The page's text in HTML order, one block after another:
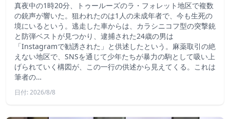
真夜中の1時20分、トゥールーズのラ・フォレット地区で複数
の銃声が響いた。狙われたのは1人の未成年者で、今も生死の
境にいるという。逃走した車からは、カラシニコフ型の突撃銃
と防弾ベストが見つかり、逮捕された24歳の男は
「Instagramで勧誘された」と供述したという。麻薬取引の絶
えない地区で、SNSを通じて少年たちが暴力の駒として吸い上
げられていく構図が、この一行の供述から見えてくる。これは
筆者の…
日付: 2026/8/8